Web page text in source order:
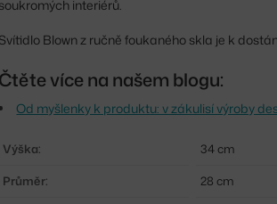
soukromých interiérů.
Svítidlo Blown z ručně foukaného skla je k
Čtěte více na našem blogu:
Od myšlenky k produktu: v zákulisí výroby
Výška:
34 cm
Průměr:
28 cm